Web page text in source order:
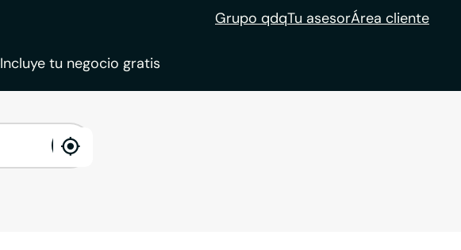
Grupo qdqTu asesorÁrea cliente
Incluye tu negocio gratis
enable